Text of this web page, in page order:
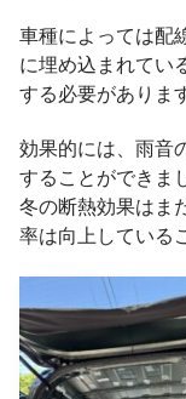
車種によっては配
に埋め込まれてい
する必要がありま
効果的には、雨音
することができま
冬の断熱効果はま
率は向上している